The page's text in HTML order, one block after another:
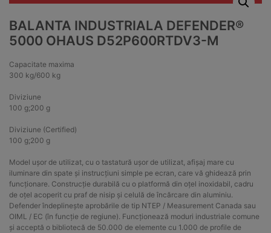
BALANTA INDUSTRIALA DEFENDER®
5000 OHAUS D52P600RTDV3-M
Capacitate maxima
300 kg/600 kg
Diviziune
100 g;200 g
Diviziune (Certified)
100 g;200 g
Model ușor de utilizat, cu o tastatură ușor de utilizat, afișaj mare cu
iluminare din spate și instrucțiuni simple pe ecran, care vă ghidează prin
funcționare. Construcție durabilă cu o platformă din oțel inoxidabil, cadru
de oțel acoperit cu praf de nisip și celulă de încărcare din aluminiu.
Defender îndeplinește aprobările de tip NTEP / Measurement Canada sau
OIML / EC (în funcție de regiune). Funcționează moduri industriale comune
și acceptă o bibliotecă de 50.000 de elemente cu 1.000 de profile de